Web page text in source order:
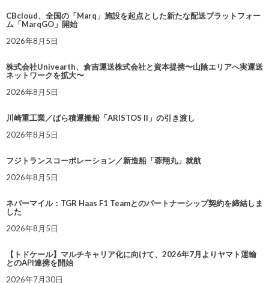
CBcloud、全国の「Marq」施設を起点とした新たな配送プラットフォー
ム「MarqGO」開始
2026年8月5日
株式会社Univearth、倉吉運送株式会社と資本提携〜山陰エリアへ実運送
ネットワークを拡大〜
2026年8月5日
川崎重工業／ばら積運搬船「ARISTOS II」の引き渡し
2026年8月5日
フジトランスコーポレーション／新造船「蓉翔丸」就航
2026年8月5日
ネバーマイル：TGR Haas F1 Teamとのパートナーシップ契約を締結しま
した
2026年8月5日
【トドケール】マルチキャリア化に向けて、2026年7月よりヤマト運輸
とのAPI連携を開始
2026年7月30日